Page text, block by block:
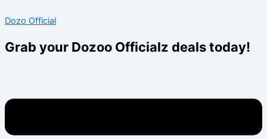
to
Dozo Official
Grab your Dozoo Officialz deals today!